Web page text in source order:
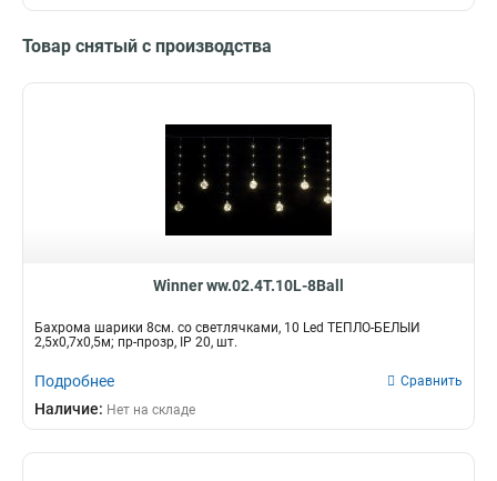
Товар снятый с производства
Winner ww.02.4T.10L-8Ball
Бахрома шарики 8см. со светлячками, 10 Led ТЁПЛО-БЕЛЫЙ
2,5х0,7х0,5м; пр-прозр, IP 20, шт.
Подробнее Сравнить
Наличие: Нет на складе